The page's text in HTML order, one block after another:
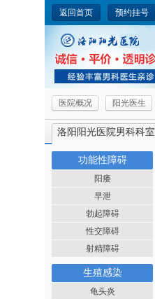
返回首页 预约挂号
医院概况 阳光医生
洛阳阳光医院男科科室
功能性障碍
阳痿
早泄
勃起障碍
性交障碍
射精障碍
生殖感染
龟头炎